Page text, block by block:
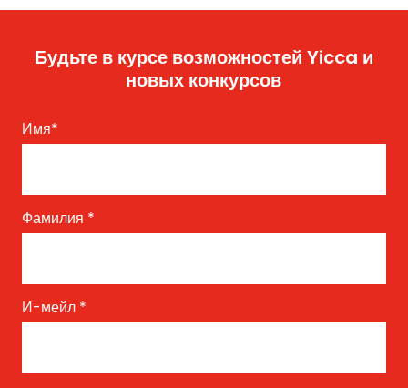
Будьте в курсе возможностей Yicca и
новых конкурсов
Имя*
Фамилия *
И-мейл *